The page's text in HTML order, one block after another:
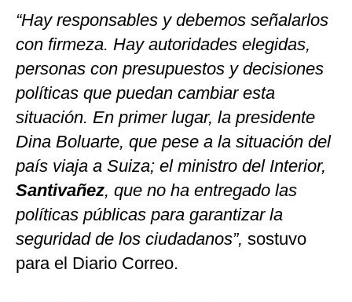
“Hay responsables y debemos señalarlos
con firmeza. Hay autoridades elegidas,
personas con presupuestos y decisiones
políticas que puedan cambiar esta
situación. En primer lugar, la presidente
Dina Boluarte, que pese a la situación del
país viaja a Suiza; el ministro del Interior,
Santivañez, que no ha entregado las
políticas públicas para garantizar la
seguridad de los ciudadanos”, sostuvo
para el Diario Correo.